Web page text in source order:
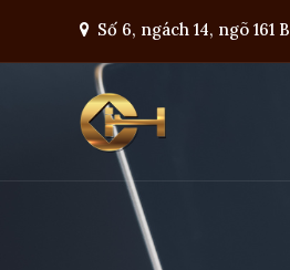
Số 6, ngách 14, ngõ